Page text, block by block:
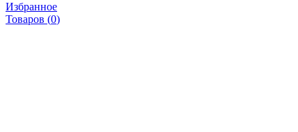
Избранное
Товаров (0)